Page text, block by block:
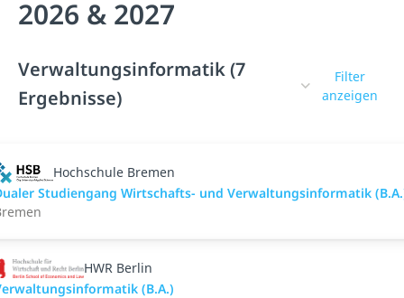
2026 & 2027
Verwaltungsinformatik (7
Ergebnisse)
Filter
anzeigen
Hochschule Bremen
Studiengang Wirtschafts- und Verwaltungsinformatik
HWR Berlin
(B.A.)